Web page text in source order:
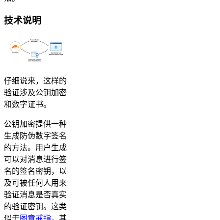
技术说明
仔细说来，这样的
验证涉及公钥加密
和数字证书。
公钥加密提供一种
生成防伪数字签名
的方法。用户生成
可以对消息进行签
名的签名密钥，以
及可被任何人用来
验证消息是否真实
的验证密钥。这类
似于图章戒指，其